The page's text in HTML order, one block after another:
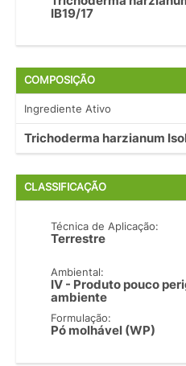
IB19/17
COMPOSIÇÃO
Ingrediente Ativo
Trichoderma harzianum
CLASSIFICAÇÃO
Técnica de Aplicação:
Terrestre
Ambiental:
IV - Produto pouco
ambiente
Formulação:
Pó molhável (WP)